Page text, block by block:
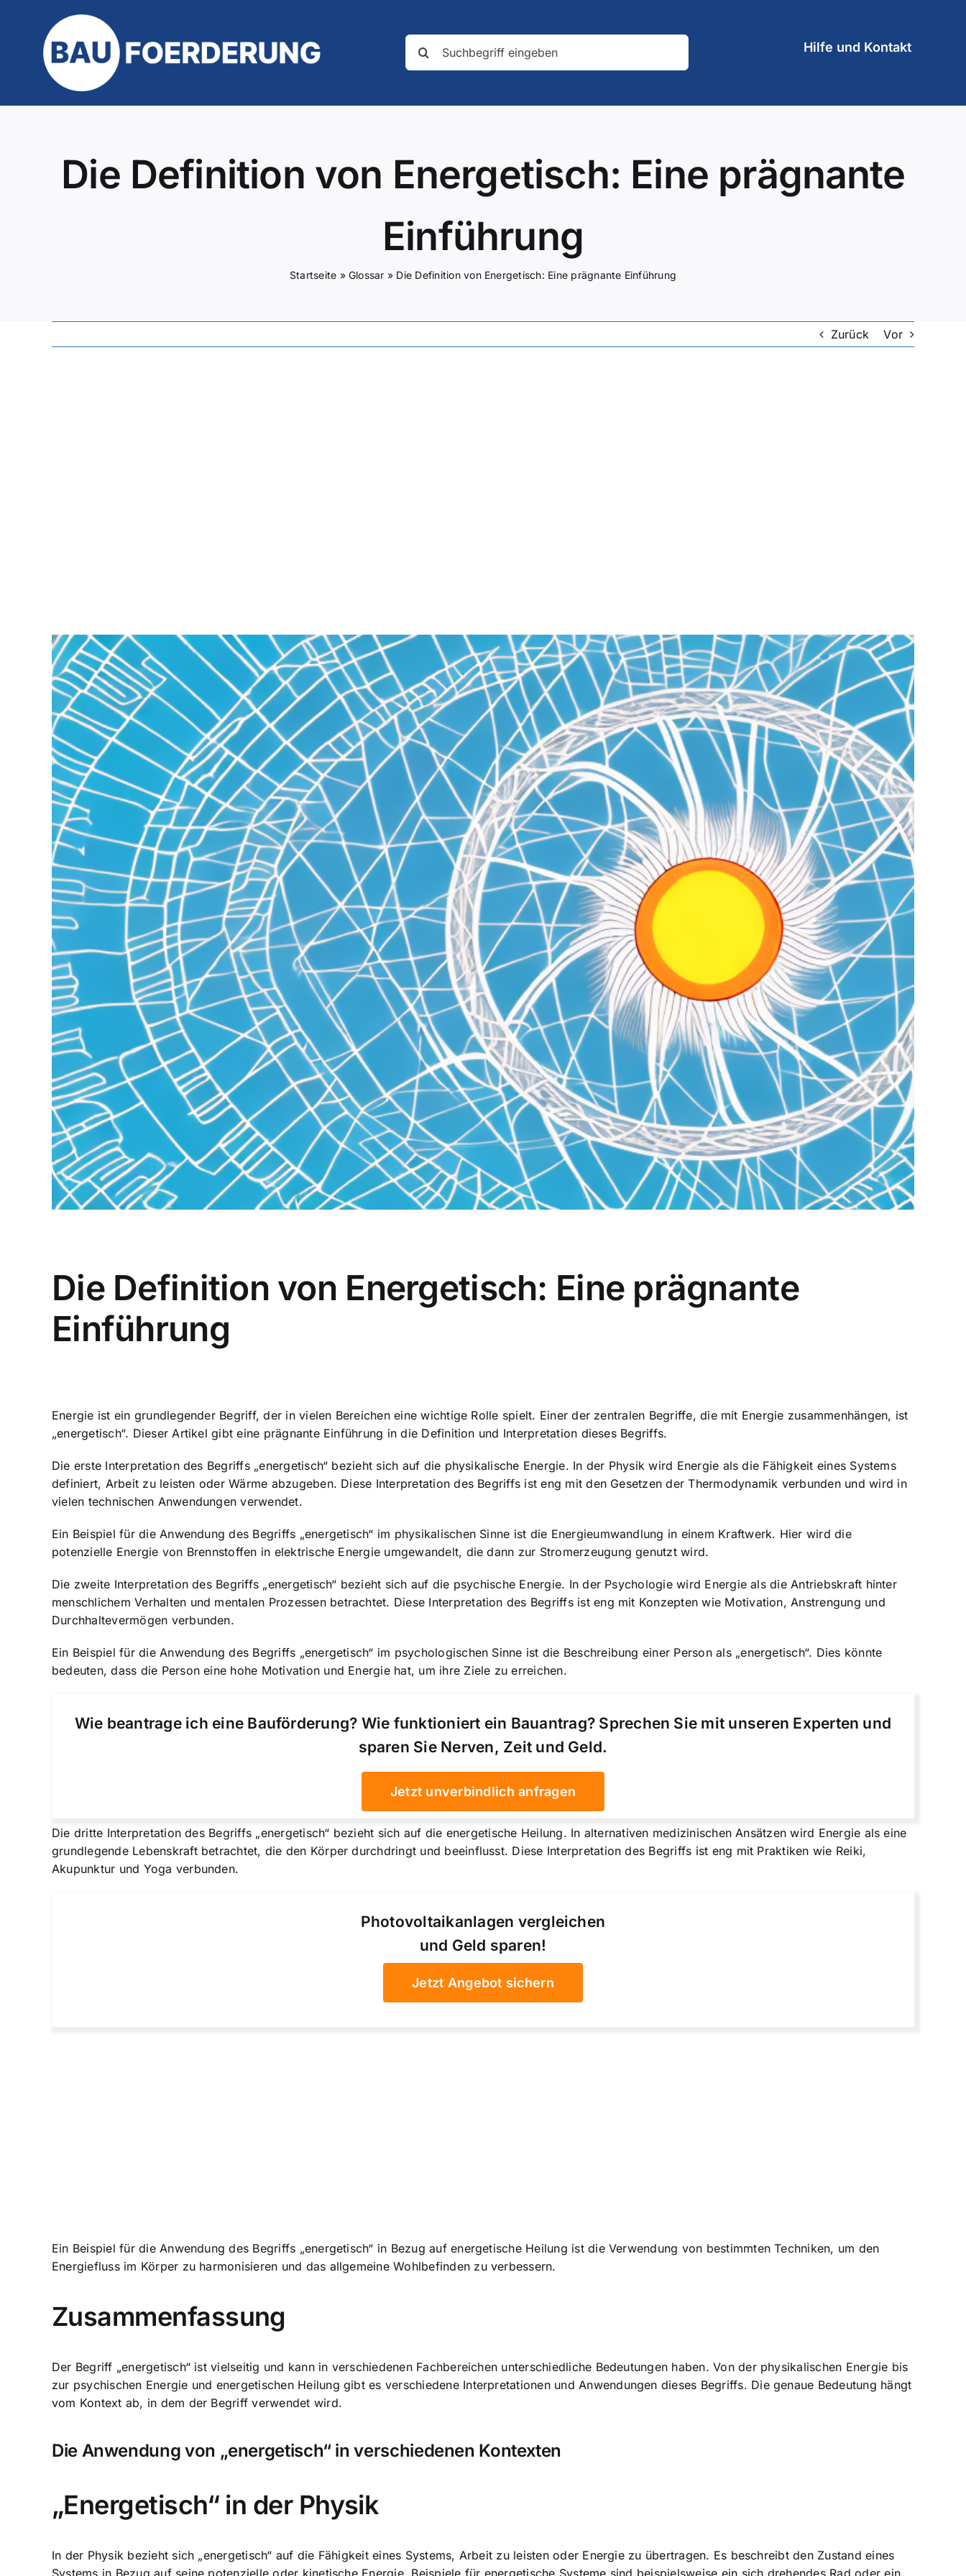
springen
Suche
nach:
Hilfe und Kontakt
Die Definition von Energetisch: Eine prägnante
Einführung
Startseite »Glossar » Die Definition von Energetisch: Eine prägnante Einführung
Zurück Vor
Zeige
grösseres
Bild
Die Definition von Energetisch: Eine prägnante
Einführung
Energie ist ein grundlegender Begriff, der in vielen Bereichen eine wichtige Rolle spielt. Einer der zentralen Begriffe, die mit Energie zusammenhängen, ist
„energetisch“. Dieser Artikel gibt eine prägnante Einführung in die Definition und Interpretation dieses Begriffs.
Die erste Interpretation des Begriffs „energetisch“ bezieht sich auf die physikalische Energie. In der Physik wird Energie als die Fähigkeit eines Systems
definiert, Arbeit zu leisten oder Wärme abzugeben. Diese Interpretation des Begriffs ist eng mit den Gesetzen der Thermodynamik verbunden und wird in
vielen technischen Anwendungen verwendet.
Ein Beispiel für die Anwendung des Begriffs „energetisch“ im physikalischen Sinne ist die Energieumwandlung in einem Kraftwerk. Hier wird die
potenzielle Energie von Brennstoffen in elektrische Energie umgewandelt, die dann zur Stromerzeugung genutzt wird.
Die zweite Interpretation des Begriffs „energetisch“ bezieht sich auf die psychische Energie. In der Psychologie wird Energie als dieAntriebskraft hinter
menschlichem Verhalten und mentalen Prozessen betrachtet. Diese Interpretation des Begriffs ist eng mit Konzepten wie Motivation, Anstrengung und
Durchhaltevermögen verbunden.
Ein Beispiel für die Anwendung des Begriffs „energetisch“ im psychologischen Sinne ist die Beschreibung einer Person als „energetisch“. Dies könnte
bedeuten, dass die Person eine hohe Motivation und Energie hat, um ihre Ziele zu erreichen.
Wie beantrage ich eine Bauförderung? Wie funktioniert ein Bauantrag? Sprechen Sie mit unseren Experten und
sparen Sie Nerven, Zeit und Geld.
Jetzt unverbindlich anfragen
Die dritte Interpretation des Begriffs „energetisch“ bezieht sich auf die energetische Heilung. In alternativen medizinischen Ansätzen wird Energie als eine
grundlegende Lebenskraftbetrachtet, die den Körper durchdringt und beeinflusst. Diese Interpretation des Begriffs ist eng mit Praktiken wie Reiki,
Akupunktur und Yoga verbunden.
Photovoltaikanlagen vergleichen
und Geld sparen!
Jetzt Angebot sichern
Ein Beispiel für die Anwendung des Begriffs „energetisch“ in Bezug auf energetische Heilung ist die Verwendung von bestimmten Techniken, um den
Energiefluss im Körper zu harmonisieren und das allgemeine Wohlbefinden zu verbessern.
Zusammenfassung
Der Begriff „energetisch“ ist vielseitig und kann in verschiedenen Fachbereichen unterschiedliche Bedeutungen haben. Von der physikalischen Energie bis
zur psychischen Energie und energetischen Heilung gibt es verschiedene Interpretationen und Anwendungen dieses Begriffs. Die genaue Bedeutung hängt
vom Kontext ab, in dem der Begriff verwendet wird.
Die Anwendung von „energetisch“ in verschiedenen Kontexten
„Energetisch“ in der Physik
In der Physik bezieht sich „energetisch“ auf die Fähigkeit eines Systems, Arbeit zu leistenoder Energie zu übertragen. Es beschreibt den Zustand eines